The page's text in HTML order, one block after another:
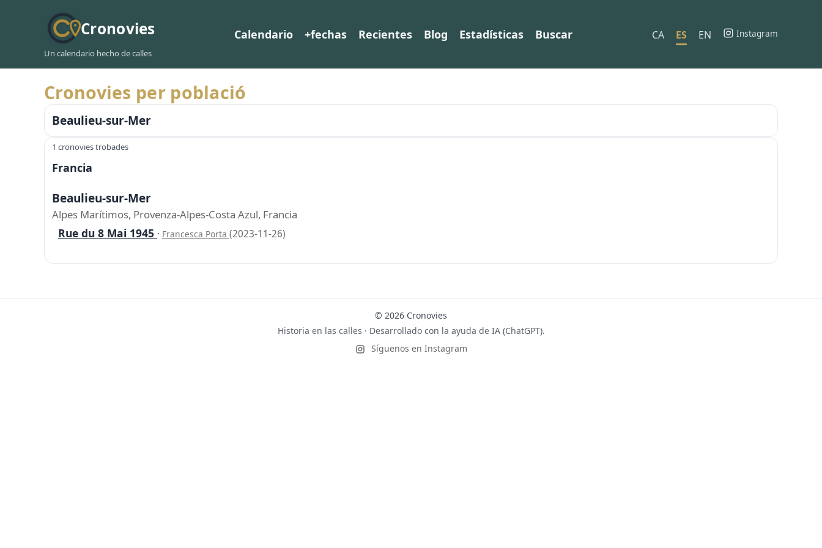
Cronovies
Un calendario hecho de calles
Calendario +fechas Recientes Blog Estadísticas Buscar CA ES EN Instagram
Cronovies per població
Beaulieu-sur-Mer
1 cronovies trobades
Francia
Beaulieu-sur-Mer
Alpes Marítimos, Provenza-Alpes-Costa Azul, Francia
Rue du 8 Mai 1945 · Francesca Porta (2023-11-26)
© 2026 Cronovies
Historia en las calles · Desarrollado con la ayuda de IA (ChatGPT).
Síguenos en Instagram